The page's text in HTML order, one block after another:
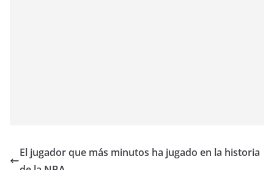
El jugador que más minutos ha jugado en la historia